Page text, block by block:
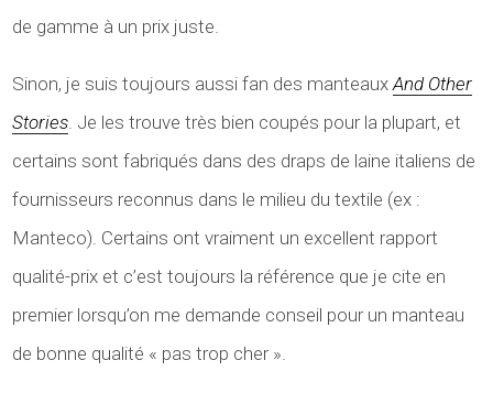
de gamme à un prix juste.
Sinon, je suis toujours aussi fan des manteauxAnd Other
Stories . Je les trouve très bien coupés pour la plupart, et
certains sont fabriqués dans des draps de laine italiens de
fournisseurs reconnus dans le milieu du textile (ex :
Manteco). Certains ont vraiment un excellent rapport
qualité-prix et c’est toujours la référence que je cite en
premier lorsqu’on me demande conseil pour un manteau
de bonne qualité « pas trop cher ».